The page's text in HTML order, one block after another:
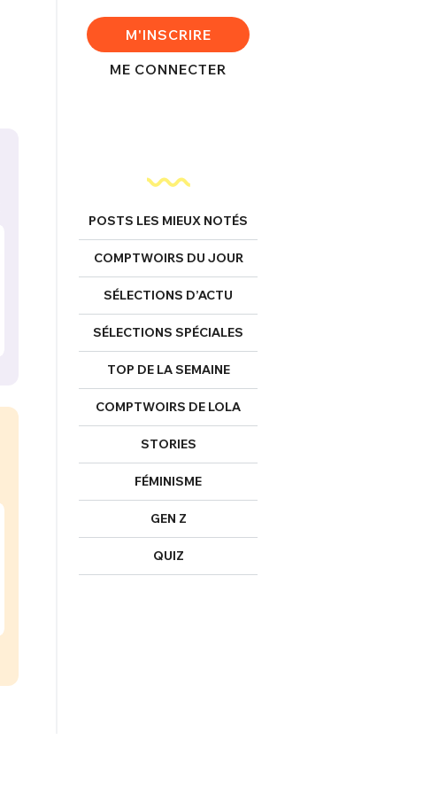
M'INSCRIRE
ME CONNECTER
POSTS LES MIEUX NOTÉS
COMPTWOIRS DU JOUR
SÉLECTIONS D’ACTU
SÉLECTIONS SPÉCIALES
TOP DE LA SEMAINE
COMPTWOIRS DE LOLA
STORIES
FÉMINISME
GEN Z
QUIZ
Mot de passe perdu ?
CONNEXION
FERMER
Un Thread
C'EST PARTI